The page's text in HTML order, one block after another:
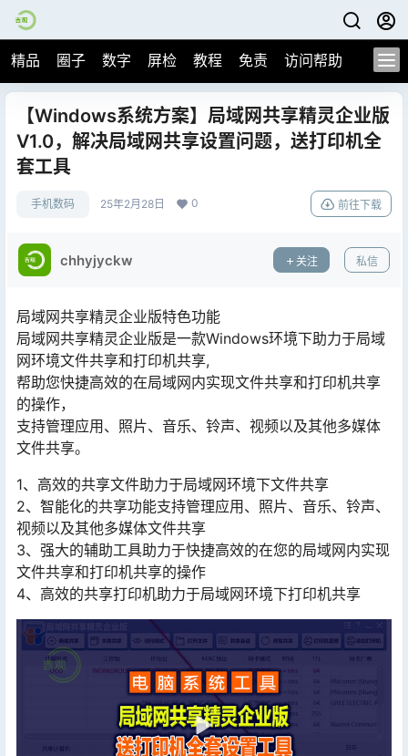
精品 圈子 数字 屏检 教程 免责 访问帮助
【Windows系统方案】局域网共享精灵企业版
V1.0，解决局域网共享设置问题，送打印机全
套工具
手机数码 25年2月28日 0 前往下载
chhyjyckw 关注 私信
局域网共享精灵企业版特色功能
局域网共享精灵企业版是一款Windows环境下助力于局域
网环境文件共享和打印机共享,
帮助您快捷高效的在局域网内实现文件共享和打印机共享
的操作，
支持管理应用、照片、音乐、铃声、视频以及其他多媒体
文件共享。
1、高效的共享文件助力于局域网环境下文件共享
2、智能化的共享功能支持管理应用、照片、音乐、铃声、
视频以及其他多媒体文件共享
3、强大的辅助工具助力于快捷高效的在您的局域网内实现
文件共享和打印机共享的操作
4、高效的共享打印机助力于局域网环境下打印机共享